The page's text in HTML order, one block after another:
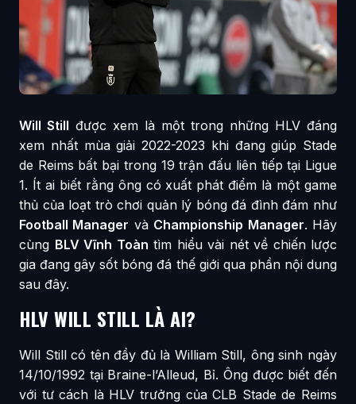
Will Still được xem là một trong những HLV đáng
xem nhất mùa giải 2022-2023 khi đang giúp Stade
de Reims bất bại trong 19 trận đấu liên tiếp tại Ligue
1. Ít ai biết rằng ông có xuất phát điểm là một game
thủ của loạt trò chơi quản lý bóng đá đình đám như
Football Manager và Championship Manager. Hãy
cùng BLV Vĩnh Toàn tìm hiểu vài nét về chiến lược
gia đang gây sốt bóng đá thế giới qua phần nội dung
sau đây.
HLV WILL STILL LÀ AI?
Will Still có tên đầy đủ là William Still, ông sinh ngày
14/10/1992 tại Braine-l’Alleud, Bỉ. Ông được biết đến
với tư cách là HLV trưởng của CLB Stade de Reims